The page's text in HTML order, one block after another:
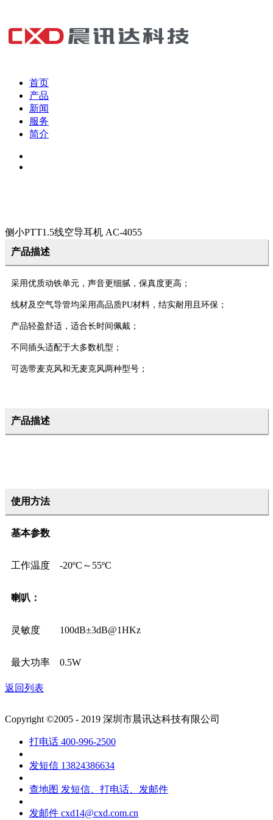
首页
产品
新闻
服务
简介
侧小PTT1.5线空导耳机 AC-4055
产品描述
采用优质动铁单元，声音更细腻，保真度更高；
线材及空气导管均采用高品质PU材料，结实耐用且环保；
产品轻盈舒适，适合长时间佩戴；
不同插头适配于大多数机型；
可选带麦克风和无麦克风两种型号；
产品描述
使用方法
基本参数
工作温度 -20ºC～55ºC
喇叭：
灵敏度 100dB±3dB@1HKz
最大功率 0.5W
返回列表
Copyright ©2005 - 2019 深圳市晨讯达科技有限公司
打电话 400-996-2500
发短信 13824386634
查地图 发短信、打电话、发邮件
发邮件 cxd14@cxd.com.cn